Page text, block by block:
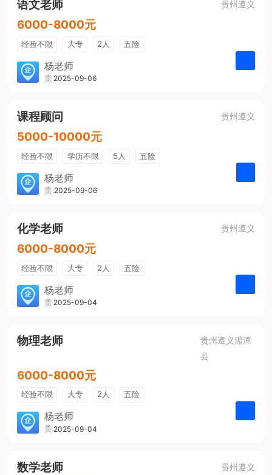
语文老师 贵州遵义
6000-8000元
经验不限 大专 2人
五险
带薪年假
年终奖
免费培训
包住宿
杨老师
贵州大美前程文化发展有限公司
2025-09-06
课程顾问 贵州遵义
5000-10000元
经验不限 学历不限 5人
五险
带薪年假
年终奖
免费培训
包住宿
杨老师
贵州大美前程文化发展有限公司
2025-09-06
化学老师 贵州遵义
6000-8000元
经验不限 大专 2人
五险
带薪年假
年终奖
免费培训
包住宿
杨老师
贵州大美前程文化发展有限公司
2025-09-04
物理老师
贵州遵义湄潭
县
6000-8000元
经验不限 大专 2人
五险
带薪年假
年终奖
免费培训
包住宿
杨老师
贵州大美前程文化发展有限公司
2025-09-04
数学老师 贵州遵义